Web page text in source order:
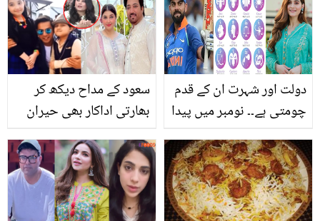
سعود کے مداح دیکھ کر
بھارتی اداکار بھی حیران
رہ گئے۔۔ جویریہ سعود نے
شوہر کی تعریف کرتے ہوئے
دلچسپ قصہ سنا دیا
دولت اور شہرت ان کے قدم
چومتی ہے۔۔ نومبر میں پیدا
ہونے والے لوگوں کی
شخصیت میں چھپے چند
دلچسپ پہلو